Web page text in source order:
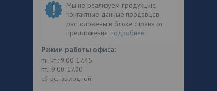
Мы не реализуем продукцию,
контактные данные продавцов
расположены в блоке справа от
предложения. подробнее
Режим работы офиса:
пн-чт.: 9.00-17.45
пт.: 9.00-17.00
сб-вс.: выходной